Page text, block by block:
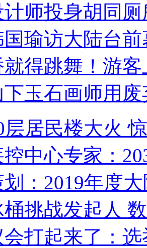
师投身胡同
瑜访大陆台
得跳舞！游客
玉石画师用
层居民楼大火
中心专家：
：2019年度
挑战发起人
打起来了：